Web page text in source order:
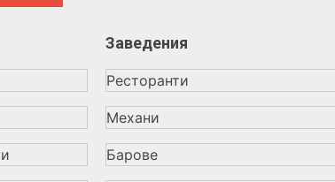
Заведения
Ресторанти
Механи
Барове